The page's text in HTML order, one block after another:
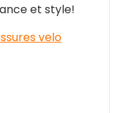
et style!
velo